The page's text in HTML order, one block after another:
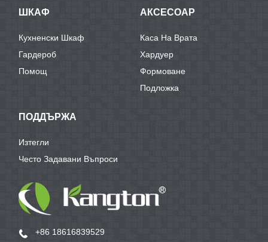
ШКАФ
Кухненски Шкаф
Гардероб
Помощ
АКСЕСОАР
Каса На Врата
Хардуер
Формоване
Подложка
ПОДДЪРЖА
Изтегли
Често Задавани Въпроси
+86 18616839529